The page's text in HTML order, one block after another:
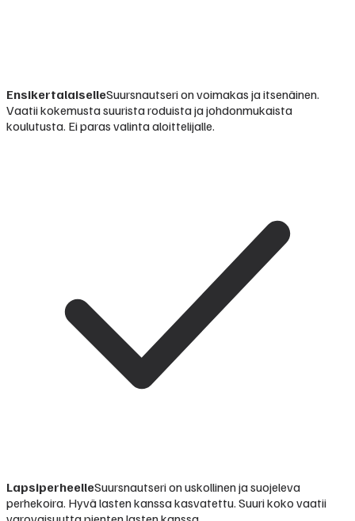
EnsikertalaiselleSuursnautseri on voimakas ja itsenäinen.
Vaatii kokemusta suurista roduista ja johdonmukaista
koulutusta. Ei paras valinta aloittelijalle.
LapsiperheelleSuursnautseri on uskollinen ja suojeleva
perhekoira. Hyvä lasten kanssa kasvatettu. Suuri koko vaatii